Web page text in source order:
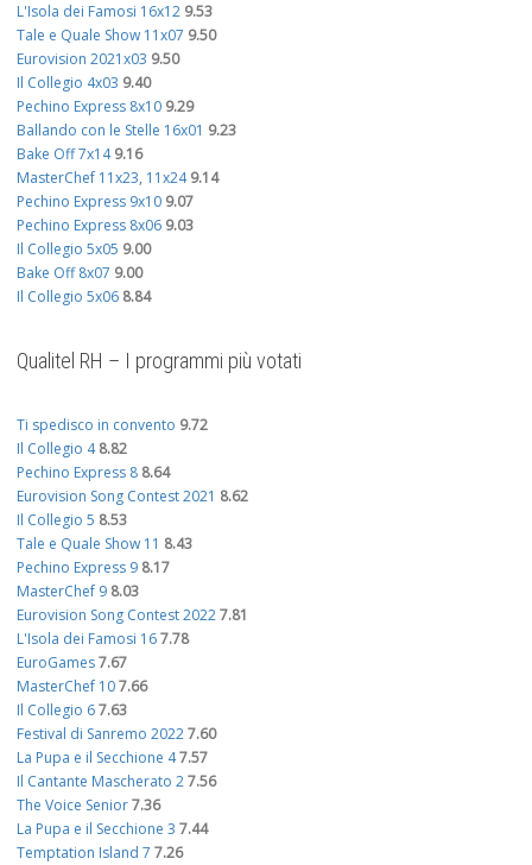
L'Isola dei Famosi 16x12 9.53
Tale e Quale Show 11x07 9.50
Eurovision 2021x03 9.50
Il Collegio 4x03 9.40
Pechino Express 8x10 9.29
Ballando con le Stelle 16x01 9.23
Bake Off 7x14 9.16
MasterChef 11x23, 11x24 9.14
Pechino Express 9x10 9.07
Pechino Express 8x06 9.03
Il Collegio 5x05 9.00
Bake Off 8x07 9.00
Il Collegio 5x06 8.84
Qualitel RH – I programmi più votati
Ti spedisco in convento 9.72
Il Collegio 4 8.82
Pechino Express 8 8.64
Eurovision Song Contest 2021 8.62
Il Collegio 5 8.53
Tale e Quale Show 11 8.43
Pechino Express 9 8.17
MasterChef 9 8.03
Eurovision Song Contest 20227.81
L'Isola dei Famosi 167.78
EuroGames7.67
MasterChef 107.66
Il Collegio 67.63
Festival di Sanremo 20227.60
La Pupa e il Secchione 47.57
Il Cantante Mascherato 27.56
The Voice Senior7.36
La Pupa e il Secchione 3 7.44
Temptation Island 7 7.26